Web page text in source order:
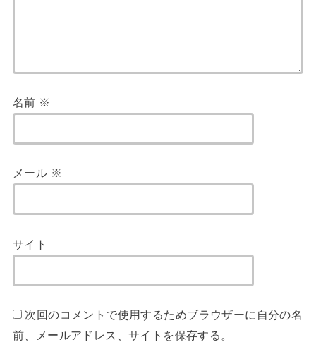
名前 ※
メール ※
サイト
次回のコメントで使用するためブラウザーに自分の名
前、メールアドレス、サイトを保存する。